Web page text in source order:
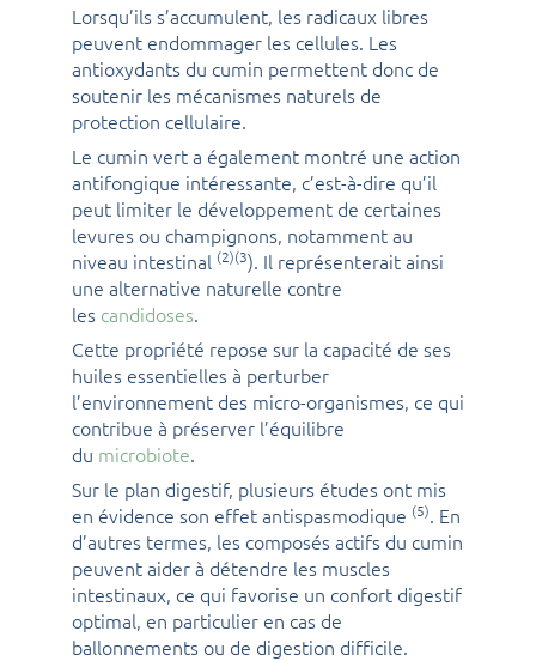
Lorsqu’ils s’accumulent, les radicaux libres
peuvent endommager les cellules. Les
antioxydants du cumin permettent donc de
soutenir les mécanismes naturels de
protection cellulaire.
Le cumin vert a également montré une action
antifongique intéressante, c’est-à-dire qu’il
peut limiter le développement de certaines
levures ou champignons, notamment au
niveau intestinal (2)(3). Il représenterait ainsi
une alternative naturelle contre
les candidoses.
Cette propriété repose sur la capacité de ses
huiles essentielles à perturber
l’environnement des micro-organismes, ce qui
contribue à préserver l’équilibre
du microbiote.
Sur le plan digestif, plusieurs études ont mis
en évidence son effet antispasmodique (5). En
d’autres termes, les composés actifs du cumin
peuvent aider à détendre les muscles
intestinaux, ce qui favorise un confort digestif
optimal, en particulier en cas de
ballonnements ou de digestion difficile.